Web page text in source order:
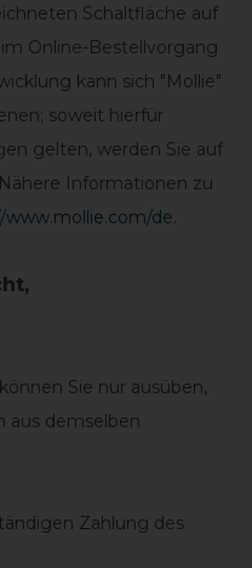
Schaltfläche auf
Online-Bestellvorgang
kann sich "Mollie"
soweit hierfür
gelten, werden Sie auf
Informationen zu
www.mollie.com/de.
,
Sie nur ausüben,
aus demselben
Zahlung des